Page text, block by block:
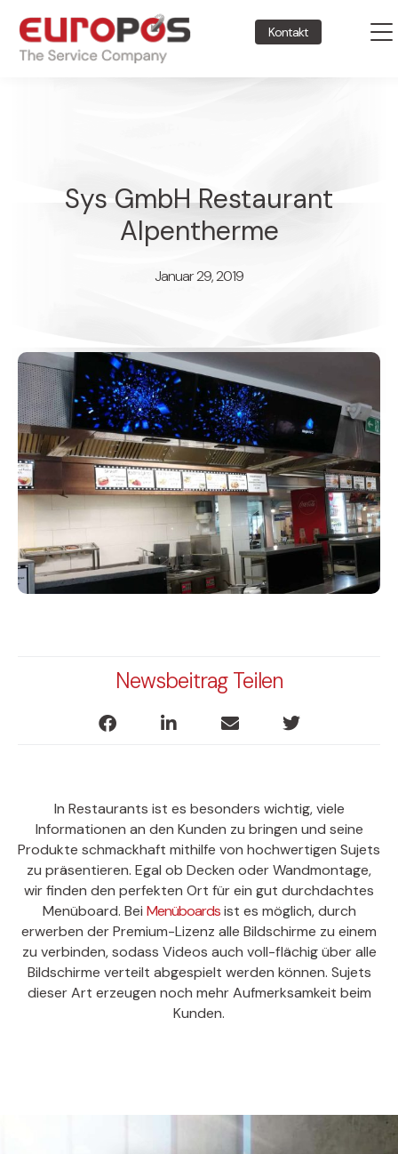
Kontakt
Sys GmbH Restaurant
Alpentherme
Januar 29, 2019
Newsbeitrag Teilen
In Restaurants ist es besonders wichtig, viele
Informationen an den Kunden zu bringen und seine
Produkte schmackhaft mithilfe von hochwertigen Sujets
zu präsentieren. Egal ob Decken oder Wandmontage,
wir finden den perfekten Ort für ein gut durchdachtes
Menüboard. Bei Menüboardsist es möglich, durch
erwerben der Premium-Lizenz alle Bildschirme zu einem
zu verbinden, sodass Videos auch voll-flächig über alle
Bildschirme verteilt abgespielt werden können. Sujets
dieser Art erzeugen noch mehr Aufmerksamkeit beim
Kunden.